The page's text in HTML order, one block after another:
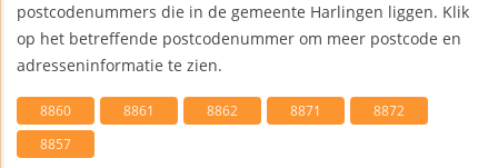
postcodenummers die in de gemeente Harlingen liggen. Klik
op het betreffende postcodenummer om meer postcode en
adresseninformatie te zien.
8860 8861 8862 8871
8872
8857